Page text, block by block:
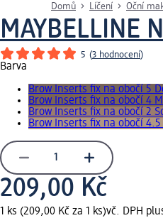
Domů Líčení Oční
MAYBELLINE
5 (3 hodnocení)
Barva
Brow Inserts fix na obočí 5
Brow Inserts fix na obočí 4
Brow Inserts fix na obočí 2
Brow Inserts fix na obočí
209,00 Kč
1 ks (209,00 Kč za 1 ks)vč. DPH